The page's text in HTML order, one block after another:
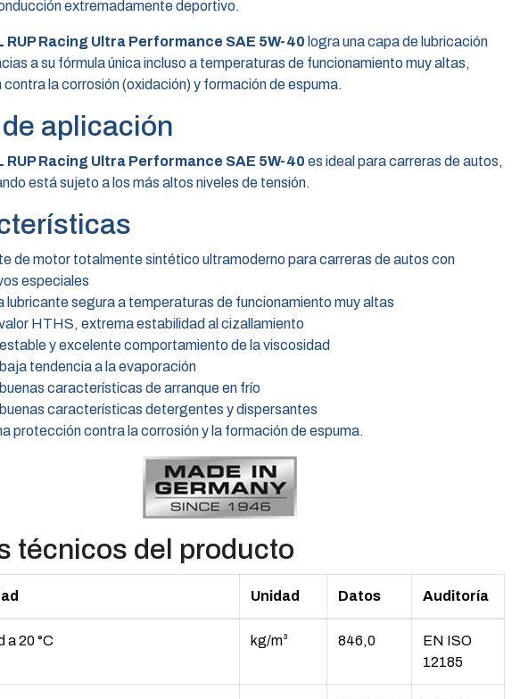
extremadamente deportivo.
RUP Racing Ultra Performance SAE 5W-40 logra una capa de lubricación
a su fórmula única incluso a temperaturas de funcionamiento muy altas,
la corrosión (oxidación) y formación de espuma.
aplicación
RUP Racing Ultra Performance SAE 5W-40 es ideal para carreras de autos,
está sujeto a los más altos niveles de tensión.
de motor totalmente sintético ultramoderno para carreras de autos con
especiales
lubricante segura a temperaturas de funcionamiento muy altas
HTHS, extrema estabilidad al cizallamiento
y excelente comportamiento de la viscosidad
tendencia a la evaporación
características de arranque en frío
características detergentes y dispersantes
protección contra la corrosión y la formación de espuma.
técnicos del producto
Unidad Datos Auditoría
a 20 °C kg/m³ 846,0
EN ISO
12185